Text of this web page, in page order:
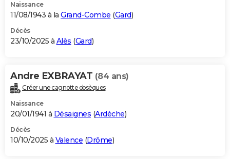
Naissance
11/08/1943 à la Grand-Combe (Gard)
Décès
23/10/2025 à Alès (Gard)
Andre EXBRAYAT (84 ans)
Créer une cagnotte obsèques
Naissance
20/01/1941 à Désaignes (Ardèche)
Décès
10/10/2025 à Valence (Drôme)